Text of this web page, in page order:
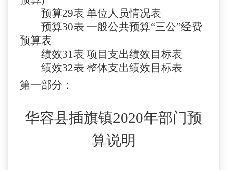
预算29表 单位人员情况表
预算30表 一般公共预算“三公”经费
预算表
绩效31表 项目支出绩效目标表
绩效32表 整体支出绩效目标表
第一部分：
华容县插旗镇2020年部门预
算说明